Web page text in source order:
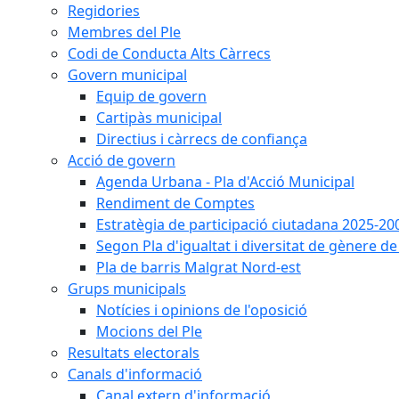
Regidories
Membres del Ple
Codi de Conducta Alts Càrrecs
Govern municipal
Equip de govern
Cartipàs municipal
Directius i càrrecs de confiança
Acció de govern
Agenda Urbana - Pla d'Acció Municipal
Rendiment de Comptes
Estratègia de participació ciutadana 2025-
Segon Pla d'igualtat i diversitat de gènere
Pla de barris Malgrat Nord-est
Grups municipals
Notícies i opinions de l'oposició
Mocions del Ple
Resultats electorals
Canals d'informació